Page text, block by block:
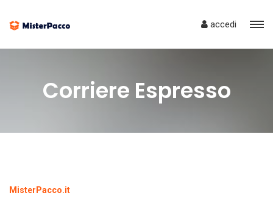
accedi
Corriere Espresso
MisterPacco.it